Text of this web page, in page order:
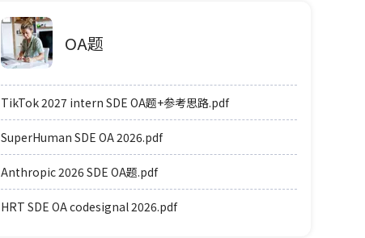
OA题
TikTok 2027 intern SDE OA题+参考思路.pdf
SuperHuman SDE OA 2026.pdf
Anthropic 2026 SDE OA题.pdf
HRT SDE OA codesignal 2026.pdf